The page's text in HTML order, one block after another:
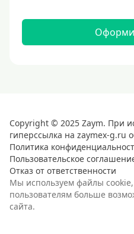
Copyright © 2025 Zaym. При
гиперссылка на zaymex-g.ru
Политика
Пользовательское
Отказ от ответственности
Мы используем файлы
пользователям больше
сайта.